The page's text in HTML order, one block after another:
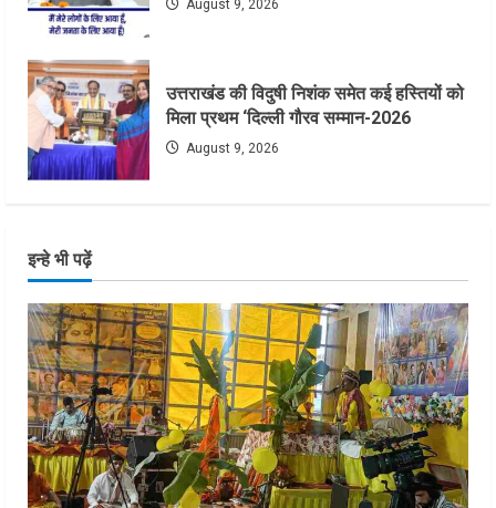
August 9, 2026
उत्तराखंड की विदुषी निशंक समेत कई हस्तियों को
मिला प्रथम ‘दिल्ली गौरव सम्मान-2026
August 9, 2026
इन्हे भी पढ़ें